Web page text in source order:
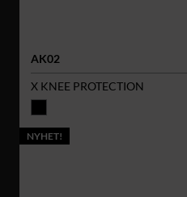
AK02
X KNEE PROTECTION
NYHET!